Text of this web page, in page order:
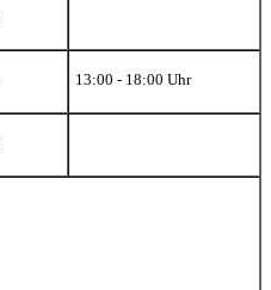
13:00 - 18:00 Uhr